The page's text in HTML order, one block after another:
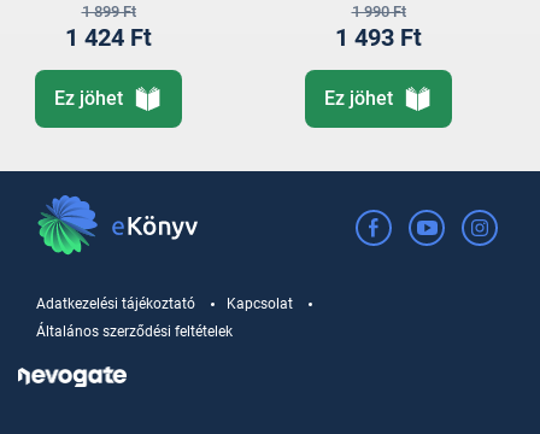
1 899 Ft
1 424 Ft
Ez jöhet
1 990 Ft
1 493 Ft
Ez jöhet
Adatkezelési tájékoztató
Kapcsolat
Általános szerződési feltételek